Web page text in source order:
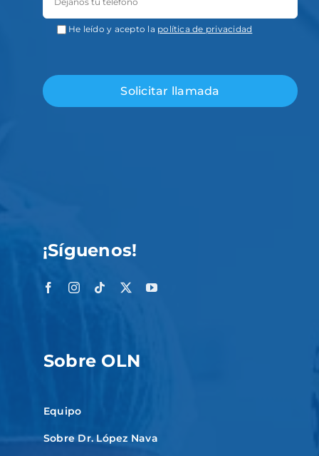
He leído y acepto la política de privacidad
¡Síguenos!
Sobre OLN
Equipo
Sobre Dr. López Nava